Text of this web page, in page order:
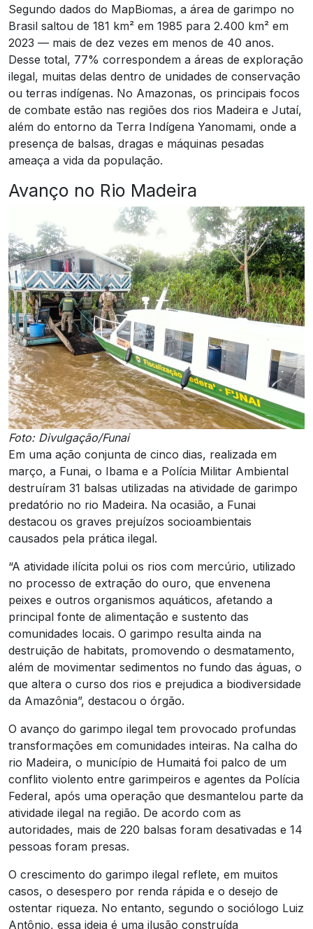
Segundo dados do MapBiomas, a área de garimpo no
Brasil saltou de 181 km² em 1985 para 2.400 km² em
2023 — mais de dez vezes em menos de 40 anos.
Desse total, 77% correspondem a áreas de exploração
ilegal, muitas delas dentro de unidades de conservação
ou terras indígenas. No Amazonas, os principais focos
de combate estão nas regiões dos rios Madeira e Jutaí,
além do entorno da Terra Indígena Yanomami, onde a
presença de balsas, dragas e máquinas pesadas
ameaça a vida da população.
Avanço no Rio Madeira
Foto: Divulgação/Funai
Em uma ação conjunta de cinco dias, realizada em
março, a Funai, o Ibama e a Polícia Militar Ambiental
destruíram 31 balsas utilizadas na atividade de garimpo
predatório no rio Madeira. Na ocasião, a Funai
destacou os graves prejuízos socioambientais
causados pela prática ilegal.
“A atividade ilícita polui os rios com mercúrio, utilizado
no processo de extração do ouro, que envenena
peixes e outros organismos aquáticos, afetando a
principal fonte de alimentação e sustento das
comunidades locais. O garimpo resulta ainda na
destruição de habitats, promovendo o desmatamento,
além de movimentar sedimentos no fundo das águas, o
que altera o curso dos rios e prejudica a biodiversidade
da Amazônia”, destacou o órgão.
O avanço do garimpo ilegal tem provocado profundas
transformações em comunidades inteiras. Na calha do
rio Madeira, o município de Humaitá foi palco de um
conflito violento entre garimpeiros e agentes da Polícia
Federal, após uma operação que desmantelou parte da
atividade ilegal na região. De acordo com as
autoridades, mais de 220 balsas foram desativadas e 14
pessoas foram presas.
O crescimento do garimpo ilegal reflete, em muitos
casos, o desespero por renda rápida e o desejo de
ostentar riqueza. No entanto, segundo o sociólogo Luiz
Antônio, essa ideia é uma ilusão construída